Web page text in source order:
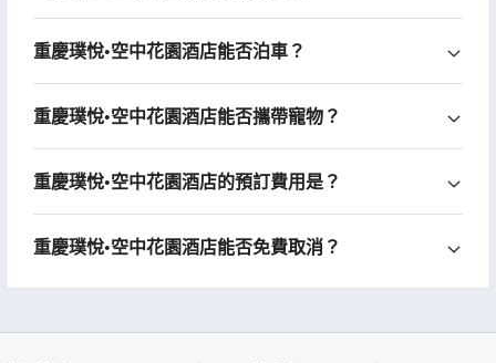
重慶璞悅•空中花園酒店能否泊車？
重慶璞悅•空中花園酒店能否攜帶寵物？
重慶璞悅•空中花園酒店的預訂費用是？
重慶璞悅•空中花園酒店能否免費取消？